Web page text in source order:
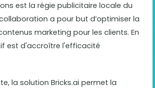
est la régie publicitaire locale du
a pour but d’optimiser la
marketing pour les clients. En
est d'accroître l'efficacité
la solution Bricks.ai permet la